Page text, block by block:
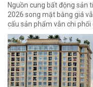
Nguồn cung bất động sản
2026 song mặt bằng giá
cấu sản phẩm vẫn chi phối